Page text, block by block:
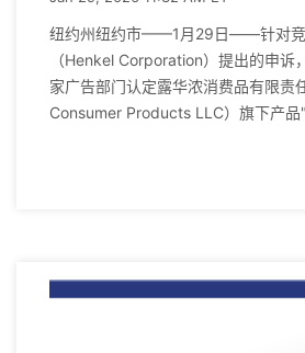
纽约州纽约市——1月29日——针对竞
（Henkel Corporation）提出的申诉
家广告部门认定露华浓消费品有限责
Consumer Products LLC）旗下产